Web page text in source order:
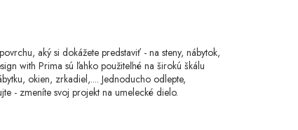
aký si dokážete predstaviť - na steny, nábytok,
with Prima sú ľahko použiteľné na širokú škálu
okien, zrkadiel,.... Jednoducho odlepte,
- zmeníte svoj projekt na umelecké dielo.